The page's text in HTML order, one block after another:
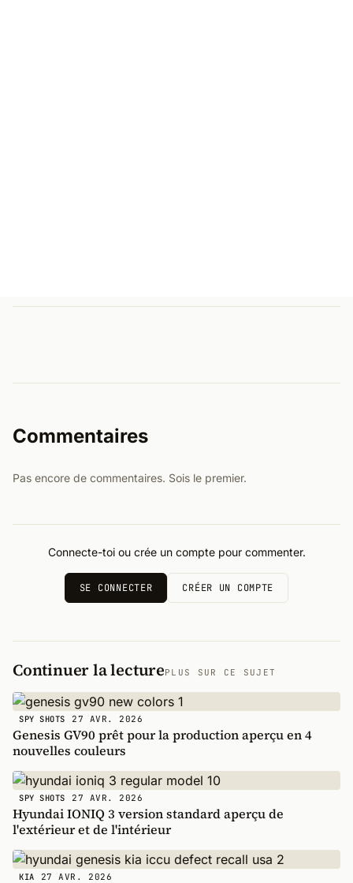
Commentaires
Pas encore de commentaires. Sois le premier.
Connecte-toi ou crée un compte pour commenter.
SE CONNECTER CRÉER UN COMPTE
Continuer la lecturePLUS SUR CE SUJET
SPY SHOTS 27 AVR. 2026
Genesis GV90 prêt pour la production aperçu en 4
nouvelles couleurs
SPY SHOTS 27 AVR. 2026
Hyundai IONIQ 3 version standard aperçu de
l'extérieur et de l'intérieur
KIA 27 AVR. 2026